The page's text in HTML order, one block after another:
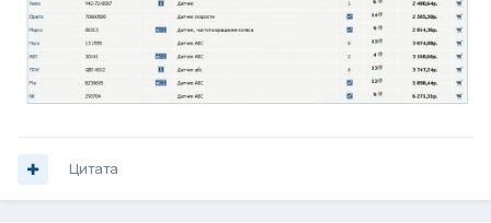
Цитата